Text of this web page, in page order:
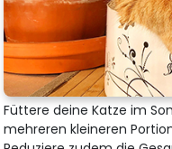
Füttere deine Katze im
mehreren kleineren